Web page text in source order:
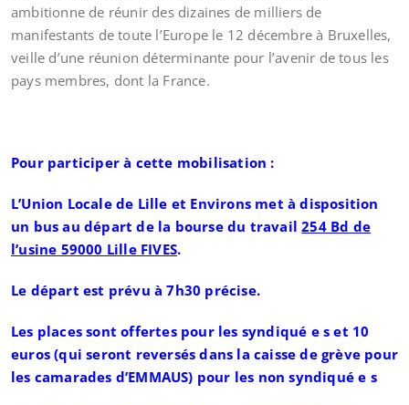
ambitionne de réunir des dizaines de milliers de
manifestants de toute l’Europe le 12 décembre à Bruxelles,
veille d’une réunion déterminante pour l’avenir de tous les
pays membres, dont la France.
Pour participer à cette mobilisation :
L’Union Locale de Lille et Environs met à disposition
un bus au départ de la bourse du travail254 Bd de
l’usine 59000 Lille FIVES.
Le départ est prévu à 7h30 précise.
Les places sont offertes pour les syndiqué e s et 10
euros (qui seront reversés dans la caisse de grève pour
les camarades d’EMMAUS) pour les non syndiqué e s